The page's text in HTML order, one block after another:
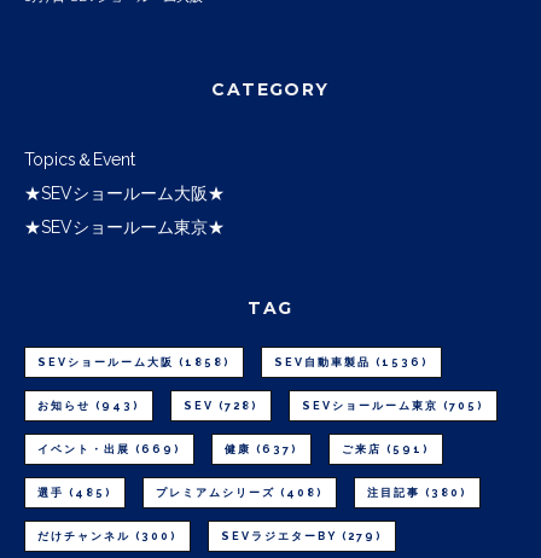
CATEGORY
Topics＆Event
★SEVショールーム大阪★
★SEVショールーム東京★
TAG
SEVショールーム大阪 (1858) SEV自動車製品 (1536)
お知らせ (943) SEV (728) SEVショールーム東京 (705)
イベント・出展 (669) 健康 (637) ご来店 (591)
選手 (485) プレミアムシリーズ (408) 注目記事 (380)
だけチャンネル (300) SEVラジエターBY (279)